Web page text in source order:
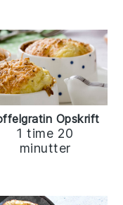
Opskrift
1 time 20
minutter